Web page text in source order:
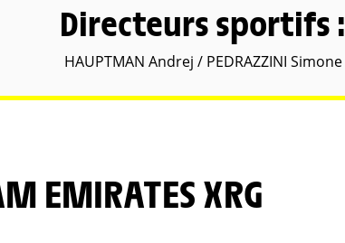
Directeurs sportifs :
HAUPTMAN Andrej / PEDRAZZINI Simone
EMIRATES XRG